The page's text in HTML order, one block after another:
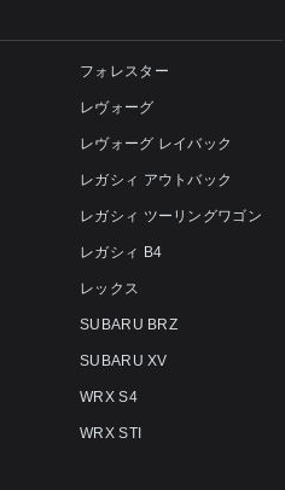
フォレスター
レヴォーグ
レヴォーグ レイバック
レガシィ アウトバック
レガシィ ツーリングワゴン
レガシィ B4
レックス
SUBARU BRZ
SUBARU XV
WRX S4
WRX STI